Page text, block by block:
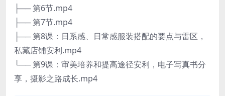
├── 第6节.mp4
├── 第7节.mp4
├── 第8课：日系感、日常感服装搭配的要点与雷区，
私藏店铺安利.mp4
└── 第9课：审美培养和提高途径安利，电子写真书分
享，摄影之路成长.mp4